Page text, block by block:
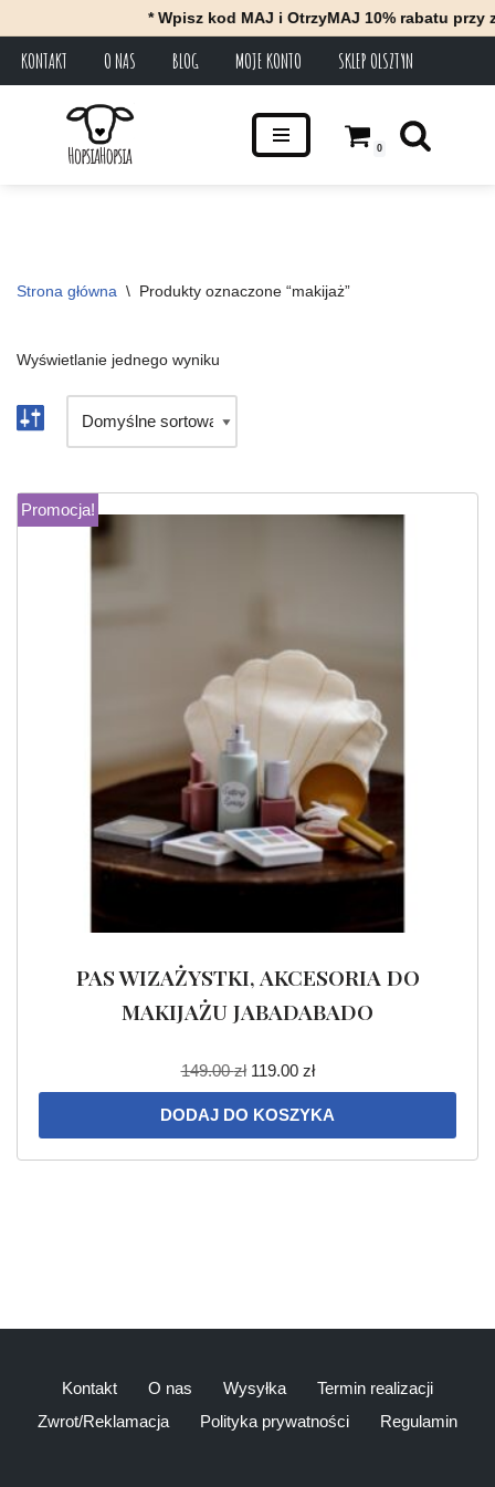
* Wpisz kod MAJ i OtrzyMAJ 10% rabatu przy
KONTAKT O NAS BLOG MOJE KONTO SKLEP OLSZTYN
0
Strona główna \ Produkty oznaczone “makijaż”
Wyświetlanie jednego wyniku
Promocja!
PAS WIZAŻYSTKI, AKCESORIA DO
MAKIJAŻU JABADABADO
149.00zł 119.00 zł
DODAJ DO KOSZYKA
Kontakt O nas Wysyłka
Termin realizacji
Zwrot/Reklamacja
Polityka prywatności Regulamin